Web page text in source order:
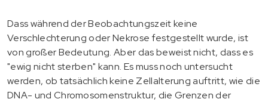
Dass während der Beobachtungszeit keine
Verschlechterung oder Nekrose festgestellt wurde, ist
von großer Bedeutung. Aber das beweist nicht, dass es
"ewig nicht sterben" kann. Es muss noch untersucht
werden, ob tatsächlich keine Zellalterung auftritt, wie die
DNA- und Chromosomenstruktur, die Grenzen der